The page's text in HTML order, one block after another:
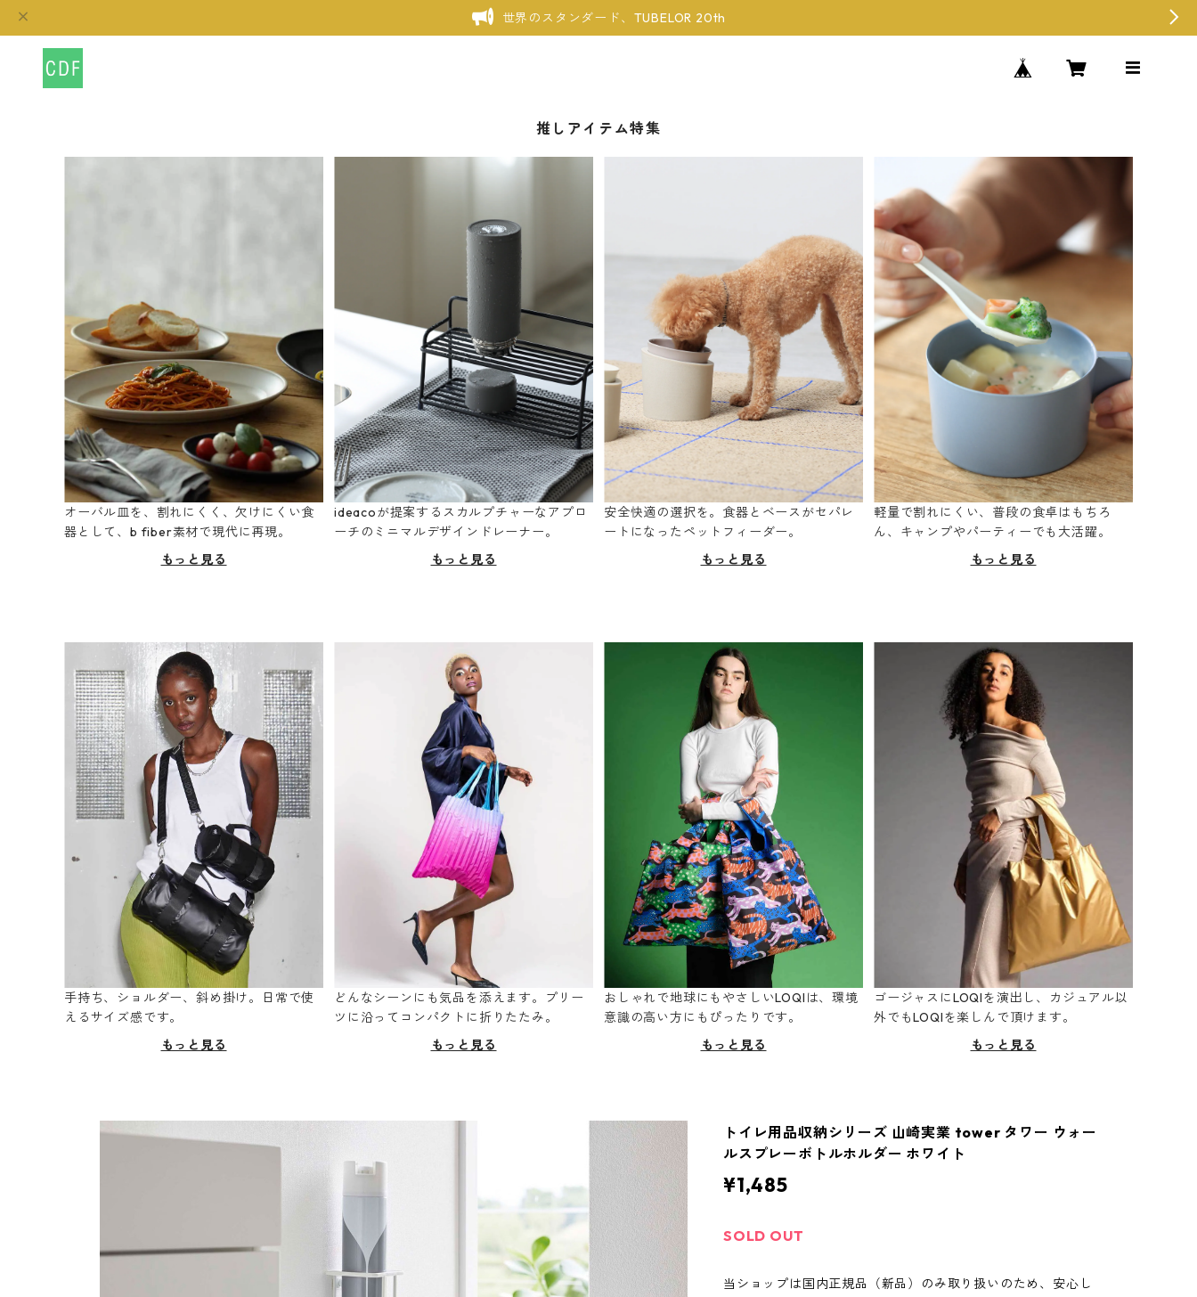
世界のスタンダード、TUBELOR 20th
推しアイテム特集
オーバル皿を、割れにくく、欠けにくい食
器として、b fiber素材で現代に再現。
もっと見る
ideacoが提案するスカルプチャーなアプロ
ーチのミニマルデザインドレーナー。
もっと見る
安全快適の選択を。食器とベースがセパレ
ートになったペットフィーダー。
もっと見る
軽量で割れにくい、普段の食卓はもちろ
ん、キャンプやパーティーでも大活躍。
もっと見る
手持ち、ショルダー、斜め掛け。日常で使
えるサイズ感です。
もっと見る
どんなシーンにも気品を添えます。プリー
ツに沿ってコンパクトに折りたたみ。
もっと見る
おしゃれで地球にもやさしいLOQIは、環境
意識の高い方にもぴったりです。
もっと見る
ゴージャスにLOQIを演出し、カジュアル以
外でもLOQIを楽しんで頂けます。
もっと見る
トイレ用品収納シリーズ 山崎実業 tower タワー ウォー
ルスプレーボトルホルダー ホワイト
¥1,485
SOLD OUT
当ショップは国内正規品（新品）のみ取り扱いのため、安心し